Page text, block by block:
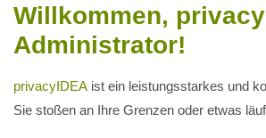
Willkommen,
Administrator!
privacyIDEA ist ein leistungsstarkes und
Sie stoßen an Ihre Grenzen oder etwas